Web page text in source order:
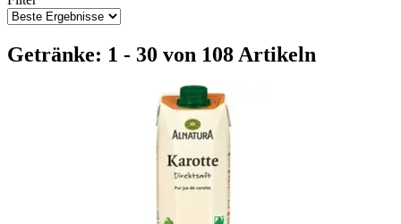
Getränke: 1 - 30 von 108 Artikeln